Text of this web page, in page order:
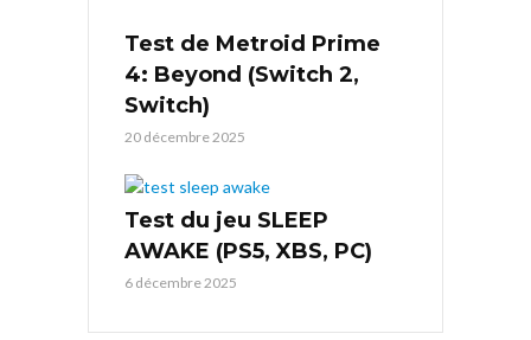
Test de Metroid Prime
4: Beyond (Switch 2,
Switch)
20 décembre 2025
Test du jeu SLEEP
AWAKE (PS5, XBS, PC)
6 décembre 2025